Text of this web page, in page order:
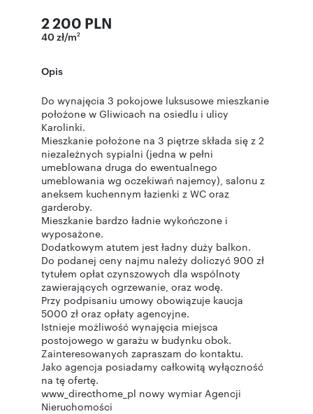
2 200 PLN
40 zł/m2
Opis
Do wynajęcia 3 pokojowe luksusowe mieszkanie
położone w Gliwicach na osiedlu i ulicy
Karolinki.
Mieszkanie położone na 3 piętrze składa się z 2
niezależnych sypialni (jedna w pełni
umeblowana druga do ewentualnego
umeblowania wg oczekiwań najemcy), salonu z
aneksem kuchennym łazienki z WC oraz
garderoby.
Mieszkanie bardzo ładnie wykończone i
wyposażone.
Dodatkowym atutem jest ładny duży balkon.
Do podanej ceny najmu należy doliczyć 900 zł
tytułem opłat czynszowych dla wspólnoty
zawierających ogrzewanie, oraz wodę.
Przy podpisaniu umowy obowiązuje kaucja
5000 zł oraz opłaty agencyjne.
Istnieje możliwość wynajęcia miejsca
postojowego w garażu w budynku obok.
Zainteresowanych zapraszam do kontaktu.
Jako agencja posiadamy całkowitą wyłączność
na tę ofertę.
www_directhome_pl nowy wymiar Agencji
Nieruchomości